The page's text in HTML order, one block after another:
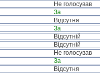
Не голосував
За
Відсутня
За
Відсутній
Відсутній
Не голосував
За
Відсутня